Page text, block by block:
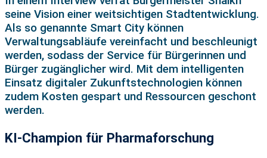
seine Vision einer weitsichtigen Stadtentwicklung.
Als so genannte Smart City können
Verwaltungsabläufe vereinfacht und beschleunigt
werden, sodass der Service für Bürgerinnen und
Bürger zugänglicher wird. Mit dem intelligenten
Einsatz digitaler Zukunftstechnologien können
zudem Kosten gespart und Ressourcen geschont
werden.
KI-Champion für Pharmaforschung